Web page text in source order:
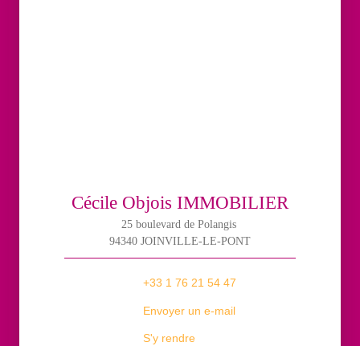
Cécile Objois IMMOBILIER
25 boulevard de Polangis
94340 JOINVILLE-LE-PONT
+33 1 76 21 54 47
Envoyer un e-mail
S'y rendre